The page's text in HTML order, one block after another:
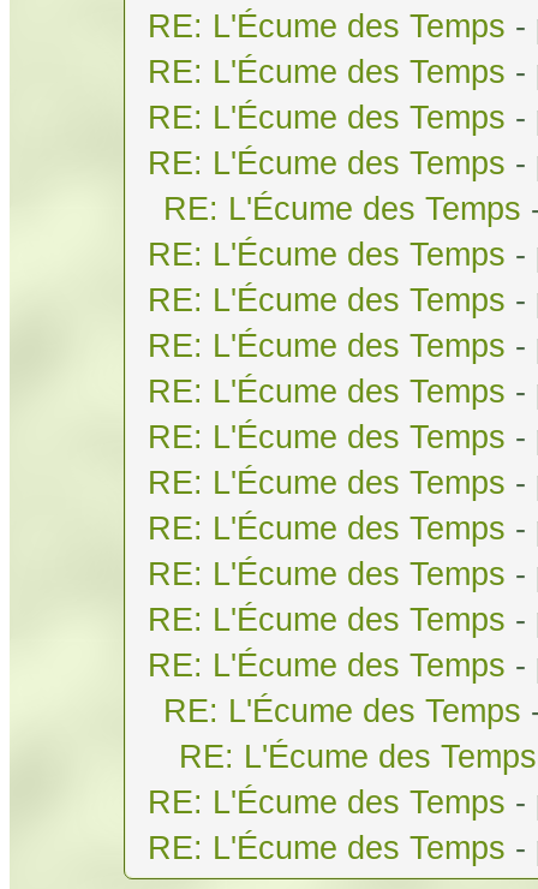
RE: L'Écume des Temps -
RE: L'Écume des Temps -
RE: L'Écume des Temps -
RE: L'Écume des Temps -
RE: L'Écume des Temps
RE: L'Écume des Temps -
RE: L'Écume des Temps -
RE: L'Écume des Temps -
RE: L'Écume des Temps -
RE: L'Écume des Temps -
RE: L'Écume des Temps -
RE: L'Écume des Temps -
RE: L'Écume des Temps -
RE: L'Écume des Temps -
RE: L'Écume des Temps -
RE: L'Écume des Temps
RE: L'Écume des Temps
RE: L'Écume des Temps -
RE: L'Écume des Temps -